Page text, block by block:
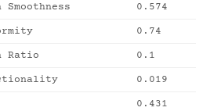
0.574
0.74
Ratio 0.1
0.019
0.431